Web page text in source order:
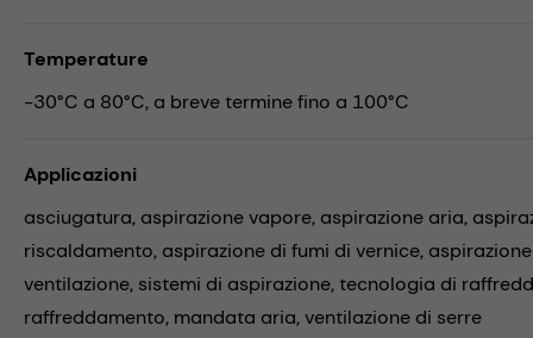
Temperature
-30°C a 80°C, a breve termine fino a 100°C
Applicazioni
asciugatura, aspirazione vapore, aspirazione aria,
riscaldamento, aspirazione di fumi di vernice,
ventilazione, sistemi di aspirazione,tecnologia di
raffreddamento, mandata aria,ventilazione di serre